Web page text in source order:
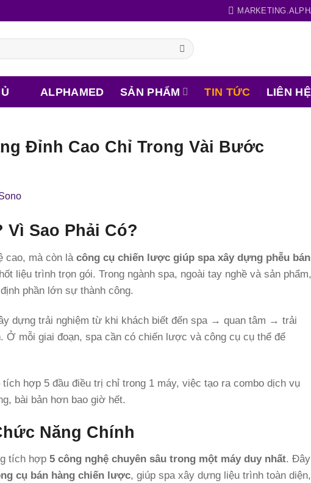
ALPHAMED SẢN PHẨM TIN TỨC LIÊN HỆ
Đỉnh Cao Chỉ Trong Vài Bước
Vì Sao Phải Có?
cao, mà còn là công cụ chiến lược giúp spa xây dựng phễu bán
liệu trình trọn gói. Trong ngành spa, ngoài tay nghề và sản phẩm,
phần lớn sự thành công.
dựng trải nghiệm từ khi khách biết đến spa → quan tâm → trải
mỗi giai đoạn, spa cần có chiến lược và công cụ cụ thể để
tích hợp 5 đầu điều trị chỉ trong 1 máy, việc tạo ra combo dịch vụ
bài bản hơn bao giờ hết.
Năng Chính
tích hợp 5 công nghệ chuyên sâu trong một máy duy nhất. Đây
cụ bán hàng chiến lược, giúp spa xây dựng liệu trình toàn diện,